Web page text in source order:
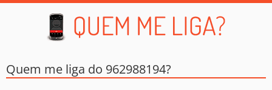
Quem me liga do 962988194?